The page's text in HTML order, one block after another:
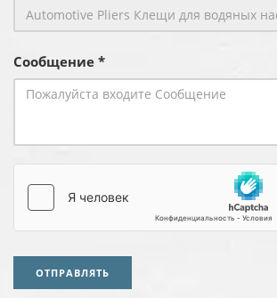
Сообщение *
ОТПРАВЛЯТЬ